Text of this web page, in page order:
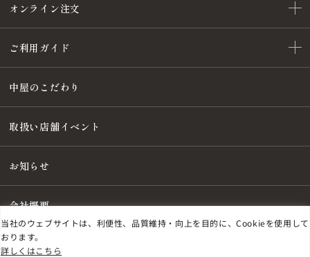
当社のウェブサイトは、利便性、品質維持・向上を目的に、Cookieを使用して
おります。
詳しくはこちら
オンライン注文
ご利用ガイド
中屋のこだわり
取扱い店舗イベント
お知らせ
会社概要
特定商取引法に基づく表記